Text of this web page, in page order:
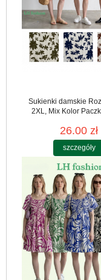
Sukienki damskie
2XL, Mix Kolor
26.00 zł
szczegóły